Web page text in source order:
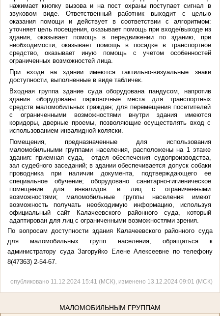
нажимает кнопку вызова и на пост охраны поступает сигнал в
звуковом виде. Ответственный работник выходит с целью
оказания помощи и действует в соответствии с алгоритмом:
уточняет цель посещения, оказывает помощь при входе/выходе из
здания, оказывает помощь в передвижении по зданию, при
необходимости, оказывает помощь в посадке в транспортное
средство, оказывает иную помощь с учетом особенностей
ограниченных возможностей лица.
При входе на здании имеются тактильно-визуальные знаки
доступности, выполненные в виде табличек.
Входная группа здание суда оборудована пандусом, напротив
здания оборудованы парковочные места для транспортных
средств маломобильных граждан; для перемещения посетителей
с ограниченными возможностями внутри здания имеются
коридоры, дверные проемы, позволяющие осуществлять вход с
использованием инвалидной коляски.
Помещения, предназначенные для использования
маломобильными группами населения, расположены на 1 этаже
здания: приемная суда, отдел обеспечения судопроизводства,
зал судебного заседаний; в здании обеспечивается допуск собаки
проводника при наличии документа, подтверждающего ее
специальное обучение; оборудовано санитарно-гигиеническое
помещение для инвалидов и лиц с ограниченными
возможностями; маломобильные группы населения имеют
возможность получать необходимую информацию, используя
официальный сайт Калачеевского районного суда, который
адаптирован для лиц с ограниченными возможностями зрения.
По вопросам доступности здания Калачеевского районного суда
для маломобильных групп населения, обращаться к
администратору суда Загоруйко Елене Алексеевне по телефону
8(47363) 2-54-67.
опубликовано 11.12.2024 15:41 (МСК), изменено 13.12.2024 09:01 (МСК)
МАЛОМОБИЛЬНЫМ ГРУППАМ